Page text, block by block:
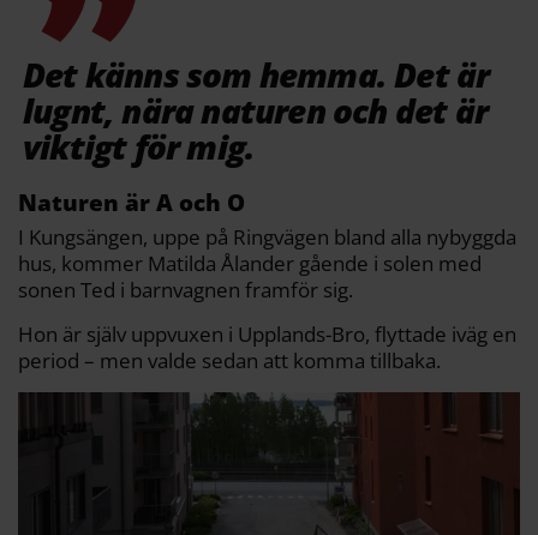
Det känns som hemma. Det är
lugnt, nära naturen och det är
viktigt för mig.
Naturen är A och O
I Kungsängen, uppe på Ringvägen bland alla nybyggda
hus, kommer Matilda Ålander gående i solen med
sonen Ted i barnvagnen framför sig.
Hon är själv uppvuxen i Upplands-Bro, flyttade iväg en
period – men valde sedan att komma tillbaka.